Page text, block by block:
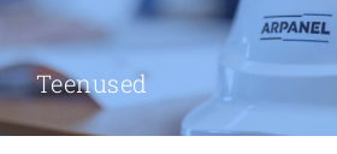
Teenused